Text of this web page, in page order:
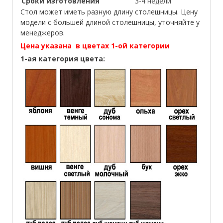
Стол может иметь разную длину столешницы. Цену
модели с большей длиной столешницы, уточняйте у
менеджеров.
Цена указана в цветах 1-ой категории
1-ая категория цвета: